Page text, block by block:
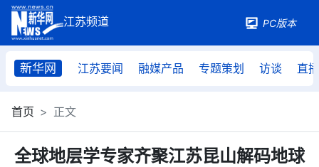
PC版本
新华网 江苏要闻 融媒产品 专题策划 访谈 直播
首页 正文
全球地层学专家齐聚江苏昆山解码地球